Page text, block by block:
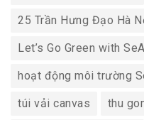
25 Trần Hưng Đạo Hà
Let’s Go Green with
hoạt động môi trường
túi vải canvas thu